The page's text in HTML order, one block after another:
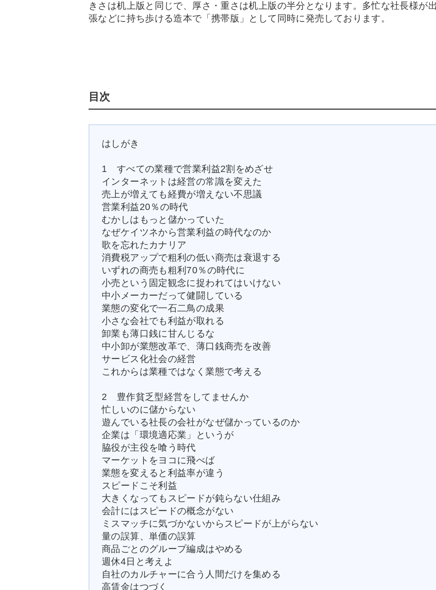
きさは机上版と同じで、厚さ・重さは机上版の半分となります。多忙な社長様が
張などに持ち歩ける造本で「携帯版」として同時に発売しております。
目次
はしがき
1 すべての業種で営業利益2割をめざせ
インターネットは経営の常識を変えた
売上が増えても経費が増えない不思議
営業利益20％の時代
むかしはもっと儲かっていた
なぜケイツネから営業利益の時代なのか
歌を忘れたカナリア
消費税アップで粗利の低い商売は衰退する
いずれの商売も粗利70％の時代に
小売という固定観念に捉われてはいけない
中小メーカーだって健闘している
業態の変化で一石二鳥の成果
小さな会社でも利益が取れる
卸業も薄口銭に甘んじるな
中小卸が業態改革で、薄口銭商売を改善
サービス化社会の経営
これからは業種ではなく業態で考える
2 豊作貧乏型経営をしてませんか
忙しいのに儲からない
遊んでいる社長の会社がなぜ儲かっているのか
企業は「環境適応業」というが
脇役が主役を喰う時代
マーケットをヨコに飛べば
業態を変えると利益率が違う
スピードこそ利益
大きくなってもスピードが鈍らない仕組み
会計にはスピードの概念がない
ミスマッチに気づかないからスピードが上がらない
量の誤算、単価の誤算
商品ごとのグループ編成はやめる
週休4日と考えよ
自社のカルチャーに合う人間だけを集める
高賃金はつづく